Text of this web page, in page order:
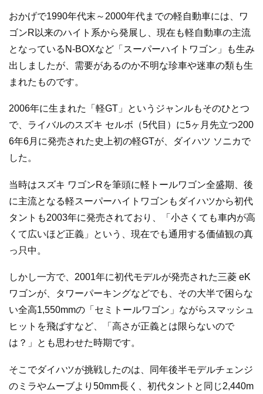
おかげで1990年代末～2000年代までの軽自動車には、ワ
ゴンR以来のハイト系から発展し、現在も軽自動車の主流
となっているN-BOXなど「スーパーハイトワゴン」も生み
出しましたが、需要があるのか不明な珍車や迷車の類も生
まれたものです。
2006年に生まれた「軽GT」というジャンルもそのひとつ
で、ライバルのスズキ セルボ（5代目）に5ヶ月先立つ200
6年6月に発売された史上初の軽GTが、ダイハツ ソニカで
した。
当時はスズキ ワゴンRを筆頭に軽トールワゴン全盛期、後
に主流となる軽スーパーハイトワゴンもダイハツから初代
タントも2003年に発売されており、「小さくても車内が高
くて広いほど正義」という、現在でも通用する価値観の真
っ只中。
しかし一方で、2001年に初代モデルが発売された三菱 eK
ワゴンが、タワーパーキングなどでも、その大半で困らな
い全高1,550mmの「セミトールワゴン」ながらスマッシュ
ヒットを飛ばすなど、「高さが正義とは限らないので
は？」とも思わせた時期です。
そこでダイハツが挑戦したのは、同年後半モデルチェンジ
のミラやムーブより50mm長く、初代タントと同じ2,440m